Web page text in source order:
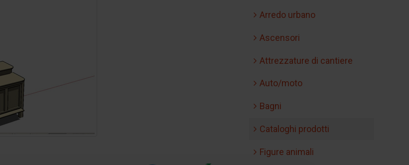
Arredo urbano
Ascensori
Attrezzature di cantiere
Auto/moto
Bagni
Cataloghi prodotti
Figure animali